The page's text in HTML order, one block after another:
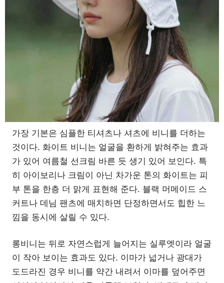
가장 기본은 심플한 티셔츠나 셔츠에 비니를 더하는
것이다. 화이트 비니는 얼굴을 환하게 밝혀주는 효과
가 있어 여름철 선크림 바른 듯 생기 있어 보인다. 특
히 아이보리나 크림이 아닌 차가운 톤의 화이트는 피
부 톤을 한층 더 맑게 표현해 준다. 블랙 머메이드 스
커트나 데님 팬츠에 매치하면 단정하면서도 힙한 느
낌을 동시에 살릴 수 있다.
롱비니는 뒤로 자연스럽게 늘어지는 실루엣이라 얼굴
이 작아 보이는 효과도 있다. 이마가 넓거나 광대가
도드라진 경우 비니를 약간 내려서 이마를 덮어주면